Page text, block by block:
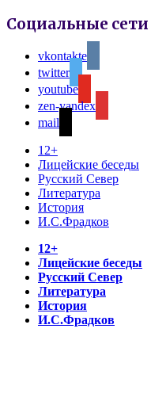
Социальные сети
vkontakte
twitter
youtube
zen-yandex
mail
12+
Лицейские беседы
Русский Север
Литература
История
И.С.Фрадков
12+
Лицейские беседы
Русский Север
Литература
История
И.С.Фрадков